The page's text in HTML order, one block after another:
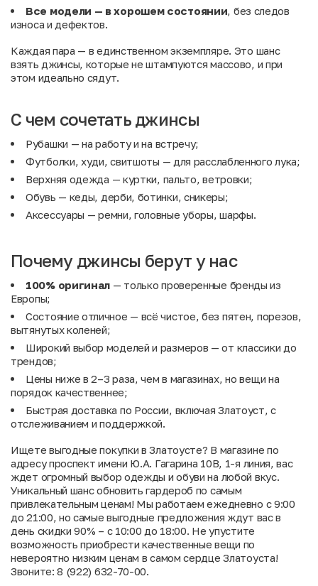
Все модели — в хорошем состоянии, без следов
износа и дефектов.
Каждая пара — в единственном экземпляре. Это шанс
взять джинсы, которые не штампуются массово, и при
этом идеально сядут.
С чем сочетать джинсы
Рубашки — на работу и на встречу;
Футболки, худи, свитшоты — для расслабленного лука;
Верхняя одежда — куртки, пальто, ветровки;
Обувь — кеды, дерби, ботинки, сникеры;
Аксессуары — ремни, головные уборы, шарфы.
Почему джинсы берут у нас
100% оригинал — только проверенные бренды из
Европы;
Состояние отличное — всё чистое, без пятен, порезов,
вытянутых коленей;
Широкий выбор моделей и размеров — от классики до
трендов;
Цены ниже в 2–3 раза, чем в магазинах, но вещи на
порядок качественнее;
Быстрая доставка по России, включая Златоуст, с
отслеживанием и поддержкой.
Ищете выгодные покупки в Златоусте? В магазине по
адресу проспект имени Ю.А. Гагарина 10В, 1-я линия, вас
ждет огромный выбор одежды и обуви на любой вкус.
Уникальный шанс обновить гардероб по самым
привлекательным ценам! Мы работаем ежедневно с 9:00
до 21:00, но самые выгодные предложения ждут вас в
день скидки 90% – с 10:00 до 18:00. Не упустите
возможность приобрести качественные вещи по
невероятно низким ценам в самом сердце Златоуста!
Звоните: 8 (922) 632-70-00.